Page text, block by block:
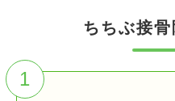
ちちぶ接
1